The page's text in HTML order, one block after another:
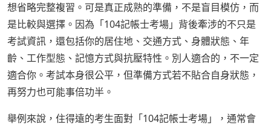
想省略完整複習。可是真正成熟的準備，不是盲目模仿，而
是比較與選擇。因為「104記帳士考場」背後牽涉的不只是
考試資訊，還包括你的居住地、交通方式、身體狀態、年
齡、工作型態、記憶方式與抗壓特性。別人適合的，不一定
適合你。考試本身很公平，但準備方式若不貼合自身狀態，
再努力也可能事倍功半。
舉例來說，住得遠的考生面對「104記帳士考場」，通常會